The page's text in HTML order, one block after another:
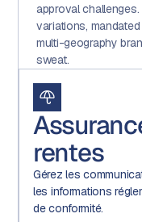
approval
variations,
multi-geography
sweat.
rentes
Gérez les
les informations
de conformité.